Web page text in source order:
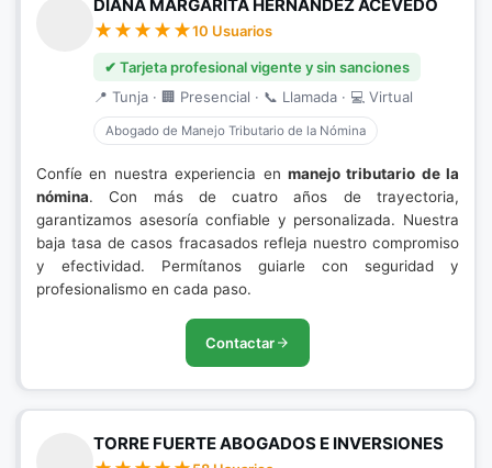
DIANA MARGARITA HERNÁNDEZ ACEVEDO
10 Usuarios
✔ Tarjeta profesional vigente y sin sanciones
📍 Tunja · 🏢 Presencial · 📞 Llamada · 💻 Virtual
Abogado de Manejo Tributario de la Nómina
Confíe en nuestra experiencia en manejo tributario de la
nómina. Con más de cuatro años de trayectoria,
garantizamos asesoría confiable y personalizada. Nuestra
baja tasa de casos fracasados refleja nuestro compromiso
y efectividad. Permítanos guiarle con seguridad y
profesionalismo en cada paso.
Contactar
TORRE FUERTE ABOGADOS E INVERSIONES